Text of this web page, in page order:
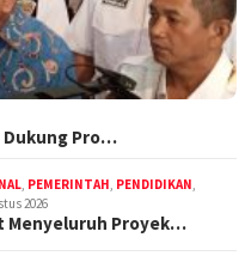
Dukung Pro…
, PEMERINTAH, PENDIDIKAN,
2026
Menyeluruh Proyek…